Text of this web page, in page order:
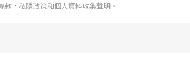
，私隱政策和個人資料收集聲明。